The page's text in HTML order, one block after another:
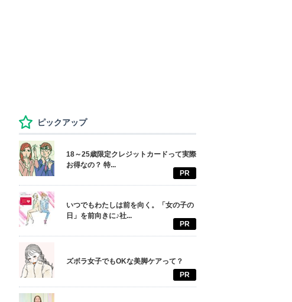
ピックアップ
18～25歳限定クレジットカードって実際
お得なの？ 特...
PR
いつでもわたしは前を向く。「女の子の
日」を前向きに♪社...
PR
ズボラ女子でもOKな美脚ケアって？
PR